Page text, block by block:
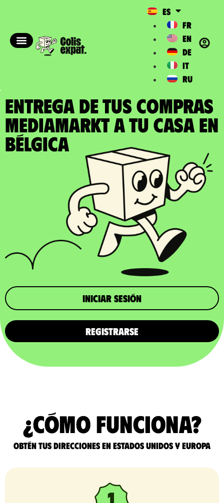
ES
FR
EN
DE
IT
RU
ENTREGA DE TUS COMPRAS
MEDIAMARKT a tu casa en
Bélgica
iniciar sesión
REGISTRARSE
¿Cómo funciona?
Obtén tus direcciones en Estados Unidos y Europa